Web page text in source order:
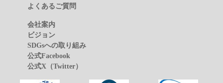
よくあるご質問
会社案内
ビジョン
SDGsへの取り組み
公式Facebook
公式X（Twitter）